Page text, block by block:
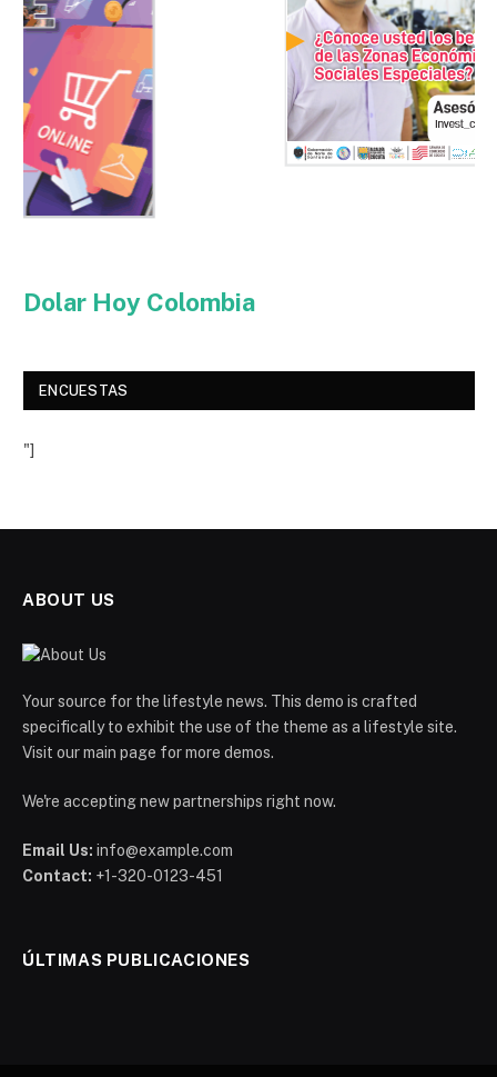
Dolar Hoy Colombia
ENCUESTAS
"]
ABOUT US
Your source for the lifestyle news. This demo is crafted
specifically to exhibit the use of the theme as a lifestyle site.
Visit our main page for more demos.
We're accepting new partnerships right now.
Email Us: info@example.com
Contact: +1-320-0123-451
ÚLTIMAS PUBLICACIONES